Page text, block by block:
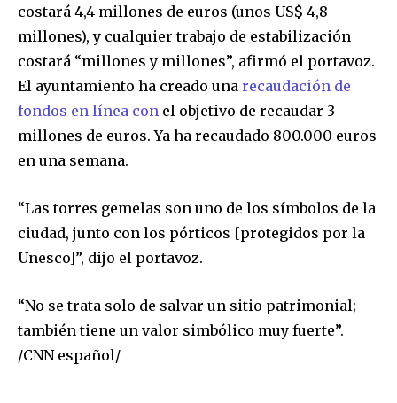
costará 4,4 millones de euros (unos US$ 4,8
millones), y cualquier trabajo de estabilización
costará “millones y millones”, afirmó el portavoz.
El ayuntamiento ha creado una recaudación de
fondos en línea con el objetivo de recaudar 3
millones de euros. Ya ha recaudado 800.000 euros
en una semana.
“Las torres gemelas son uno de los símbolos de la
ciudad, junto con los pórticos [protegidos por la
Unesco]”, dijo el portavoz.
“No se trata solo de salvar un sitio patrimonial;
también tiene un valor simbólico muy fuerte”.
/CNN español/